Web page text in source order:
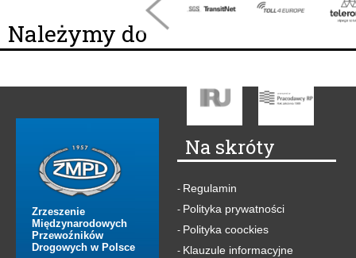
Należymy do
Zrzeszenie
Międzynarodowych
Przewoźników
Drogowych w Polsce
Na skróty
- Regulamin
- Polityka prywatności
- Polityka coockies
- Klauzule informacyjne